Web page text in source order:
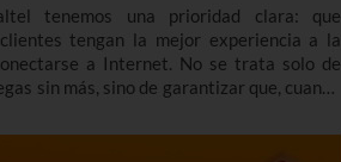
tenemos una prioridad clara: que
tengan la mejor experiencia a la
a Internet. No se trata solo de
sin más, sino de garantizar que, cuando